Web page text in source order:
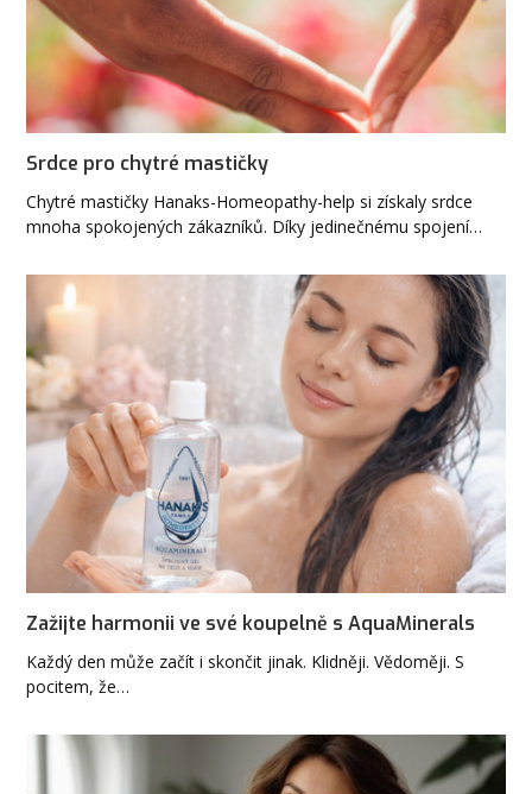
Srdce pro chytré mastičky
Chytré mastičky Hanaks-Homeopathy-help si získaly srdce
mnoha spokojených zákazníků. Díky jedinečnému spojení…
Zažijte harmonii ve své koupelně s AquaMinerals
Každý den může začít i skončit jinak. Klidněji. Vědoměji. S
pocitem, že…